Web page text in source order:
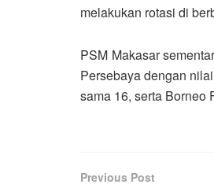
melakukan rotasi di
PSM Makasar
Persebaya dengan
sama 16, serta Borneo
Previous Post